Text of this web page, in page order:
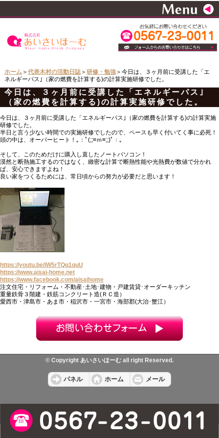
ホーム＞ 代表木村の活動日誌＞ 研修・勉強＞今日は、３ヶ月前に受講した「エ
ネルギーパス｣（家の燃費を計算する)の計算実施研修でした。
今日は、３ヶ月前に受講した「エネルギーパス｣
（家の燃費を計算する)の計算実施研修でした。
今日は、３ヶ月前に受講した「エネルギーパス｣（家の燃費を計算する)の計算実施
研修でした。
半日と言う少ない時間での実施研修でしたので、ペースも早く付いてく事に必死！
頭の中は、オーバーヒート！｡：ﾟ(;;≡ｍ≡;;)ﾟ：｡
そして、このためだけに購入し直したノートパソコン！
漠然と断熱施工するのではなく、緻密な計算で断熱性能や光熱費が数値で分かれ
ば、安心できますよね！
良い家をつくるためには、常日頃からの努力が必要だと思います！
https://youtu.be/iW5rTQq1quU
https://www.aisai-home.net
https://www.facebook.com/aisaihome
注文住宅・リフォーム・不動産･土地･建物・戸建賃貸･オーダーキッチン
重量鉄骨３階建・鉄筋コンクリート造(ＲＣ造）
愛西市・津島市・あま市・稲沢市・一宮市・海部郡(大治･蟹江）
© Copyright あいさいほーむ all right Reserved.
パネル ホーム メール